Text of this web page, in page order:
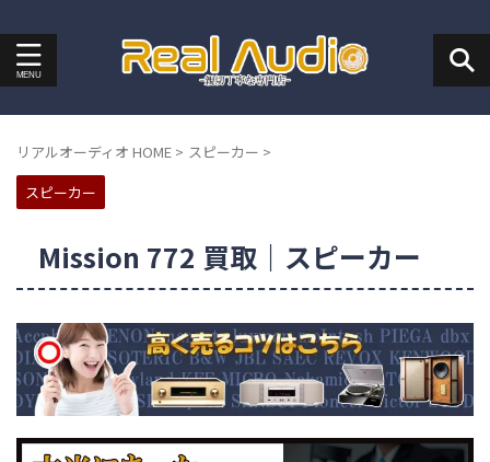
リアルオーディオ HOME > スピーカー >
スピーカー
Mission 772 買取｜スピーカー